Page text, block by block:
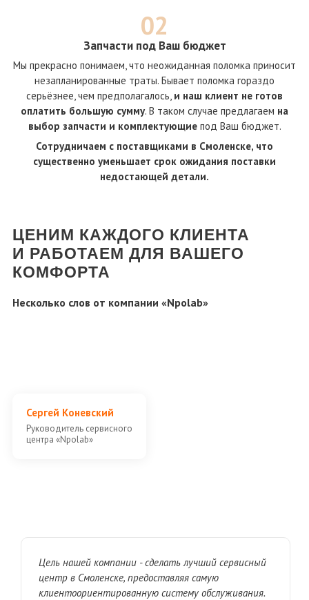
02
Запчасти под Ваш бюджет
Мы прекрасно понимаем, что неожиданная поломка приносит
незапланированные траты. Бывает поломка гораздо
серьёзнее, чем предполагалось, и наш клиент не готов
оплатить большую сумму. В таком случае предлагаем на
выбор запчасти и комплектующиепод Ваш бюджет.
Сотрудничаем с поставщиками в Смоленске, что
существенно уменьшает срок ожидания поставки
недостающей детали.
ЦЕНИМ КАЖДОГО КЛИЕНТА
И РАБОТАЕМ ДЛЯ ВАШЕГО
КОМФОРТА
Несколько слов от компании «Npolab»
Сергей Коневский
Руководитель сервисного
центра «Npolab»
Цель нашей компании - сделать лучший сервисный
центр в Смоленске, предоставляя самую
клиентоориентированную систему обслуживания.